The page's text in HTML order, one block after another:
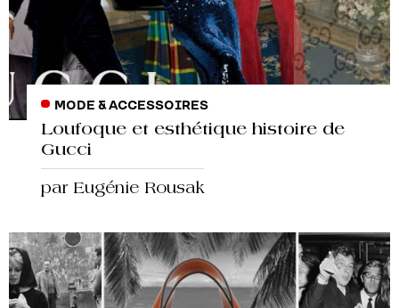
MODE & ACCESSOIRES
Loufoque et esthétique histoire de
Gucci
par Eugénie Rousak